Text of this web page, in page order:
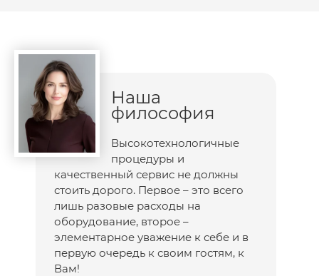
Наша
философия
Высокотехнологичные
процедуры и
качественный сервис не должны
стоить дорого. Первое – это всего
лишь разовые расходы на
оборудование, второе –
элементарное уважение к себе и в
первую очередь к своим гостям, к
Вам!